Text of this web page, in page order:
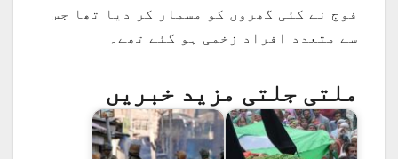
فوج نے کئی گھروں کو مسمار کر دیا تھا جس
سے متعدد افراد زخمی ہو گئے تھے۔
ملتی جلتی مزید خبریں